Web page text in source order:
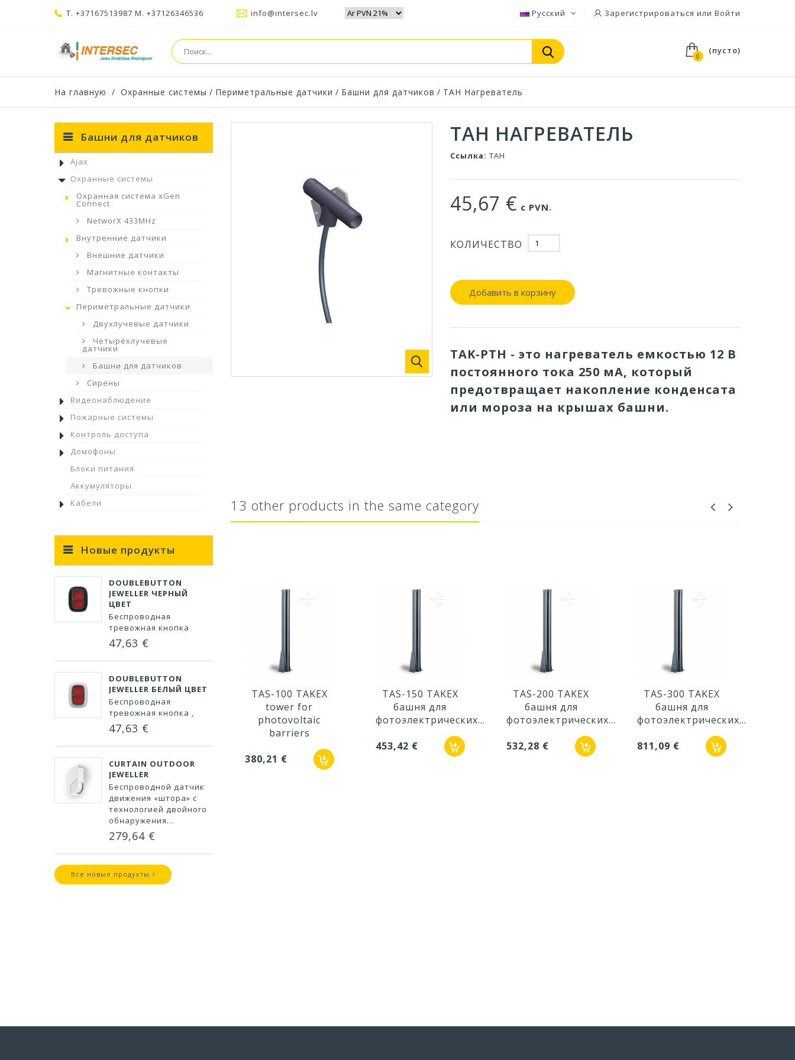
Зарегистрироваться или Войти
Русский
T. +37167513987 M. +37126346536 info@intersec.lv
0
(пусто)
На главную / Охранные системы / Периметральные датчики / Башни для датчиков / TAH Нагреватель
Башни для датчиков
Ajax
Охранные системы
Охранная система xGen
Connect
NetworX 433MHz
Внутренние датчики
Внешние датчики
Магнитные контакты
Тревожные кнопки
Периметральные датчики
Двухлучевые датчики
Четырёхлучевые
датчики
Башни для датчиков
Сирены
Видеонаблюдение
Пожарные системы
Контроль доступа
Домофоны
Блоки питания
Аккумуляторы
Кабели
Новые продукты
DOUBLEBUTTON
JEWELLER ЧЕРНЫЙ
ЦВЕТ
Беспроводная
тревожная кнопка
47,63 €
DOUBLEBUTTON
JEWELLER БЕЛЫЙ ЦВЕТ
Беспроводная
тревожная кнопка ,
47,63 €
CURTAIN OUTDOOR
JEWELLER
Беспроводной датчик
движения «штора» с
технологией двойного
обнаружения...
279,64 €
Все новые продукты
TAH НАГРЕВАТЕЛЬ
Ссылка: TAH
45,67 € с PVN.
КОЛИЧЕСТВО
Добавить в корзину
TAK-PTH - это нагреватель емкостью 12 В
постоянного тока 250 мА, который
предотвращает накопление конденсата
или мороза на крышах башни.
13 other products in the same category
TAS-100 TAKEX
tower for
photovoltaic
barriers
380,21 €
TAS-150 TAKEX
башня для
фотоэлектрических...
453,42 €
TAS-200 TAKEX
башня для
фотоэлектрических...
532,28 €
TAS-300 TAKEX
башня для
фотоэлектрических...
811,09 €